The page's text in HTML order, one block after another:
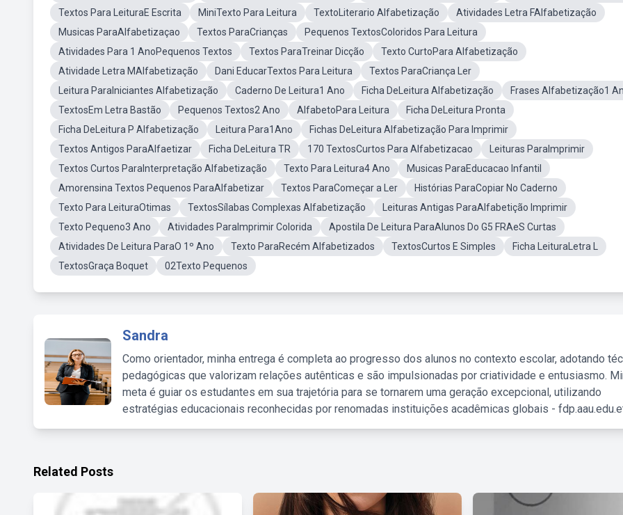
Textos Para LeituraE Escrita
MiniTexto Para Leitura TextoLiterario Alfabetização
Atividades Letra FAlfabetização
Musicas ParaAlfabetizaçao
Textos ParaCrianças
Pequenos TextosColoridos Para Leitura
Atividades Para 1 AnoPequenos Textos
Textos ParaTreinar Dicção
Texto CurtoPara Alfabetização
Atividade Letra MAlfabetização
Dani EducarTextos Para Leitura
Textos ParaCriança Ler
Leitura ParaIniciantes Alfabetização
Caderno De Leitura1 Ano Ficha DeLeitura Alfabetização
Frases Alfabetização1
TextosEm Letra Bastão
Pequenos Textos2 Ano AlfabetoPara Leitura
Ficha DeLeitura Pronta
Ficha DeLeitura P Alfabetização
Leitura Para1Ano
Fichas DeLeitura Alfabetização Para Imprimir
Textos Antigos ParaAlfaetizar
Ficha DeLeitura TR 170 TextosCurtos Para Alfabetizacao
Leituras ParaImprimir
Textos Curtos ParaInterpretação Alfabetização
Texto Para Leitura4 Ano
Musicas ParaEducacao Infantil
Amorensina Textos Pequenos ParaAlfabetizar
Textos ParaComeçar a Ler
Histórias ParaCopiar No Caderno
Texto Para LeituraOtimas
TextosSílabas Complexas Alfabetização
Leituras Antigas ParaAlfabetição Imprimir
Texto Pequeno3 Ano
Atividades ParaImprimir Colorida
Apostila De Leitura ParaAlunos Do G5 FRAeS Curtas
Atividades De Leitura ParaO 1º Ano
Texto ParaRecém Alfabetizados TextosCurtos E Simples
Ficha LeituraLetra L
TextosGraça Boquet
02Texto Pequenos
Sandra
Como orientador, minha entrega é completa ao progresso dos alunos no contexto escolar, adotando
pedagógicas que valorizam relações autênticas e são impulsionadas por criatividade e entusiasmo.
meta é guiar os estudantes em sua trajetória para se tornarem uma geração excepcional, utilizando
estratégias educacionais reconhecidas por renomadas instituições acadêmicas globais -
Related Posts